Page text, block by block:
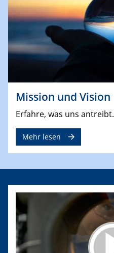
Mission und Vision
Erfahre, was uns antreibt.
Mehr lesen